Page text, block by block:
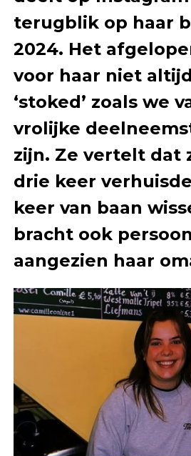
terugblik op haar
2024. Het
voor haar niet altijd
‘stoked’ zoals we
vrolijke
zijn. Ze vertelt dat
drie keer
keer van baan
bracht ook
aangezien haar